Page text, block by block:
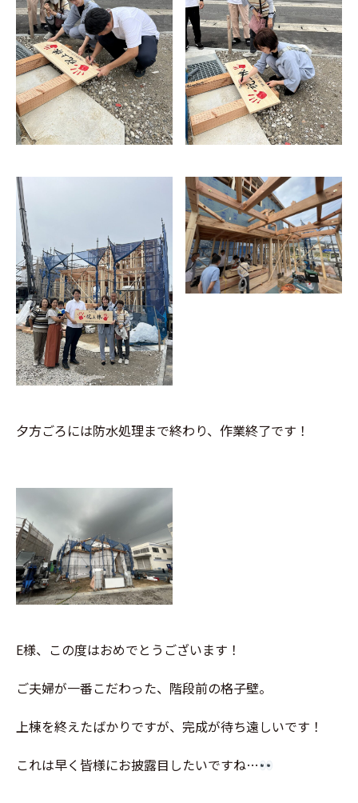
夕方ごろには防水処理まで終わり、作業終了です！
E様、この度はおめでとうございます！
ご夫婦が一番こだわった、階段前の格子壁。
上棟を終えたばかりですが、完成が待ち遠しいです！
これは早く皆様にお披露目したいですね…